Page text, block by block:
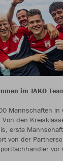
im JAKO
Mannschaften in
Von den
erste
von der
vor